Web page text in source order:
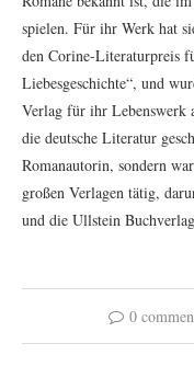
spielen. Für ihr Werk hat
den Corine-Literaturpreis
Liebesgeschichte“, und
Verlag für ihr Lebenswerk
die deutsche Literatur
Romanautorin, sondern
großen Verlagen tätig,
und die Ullstein
0